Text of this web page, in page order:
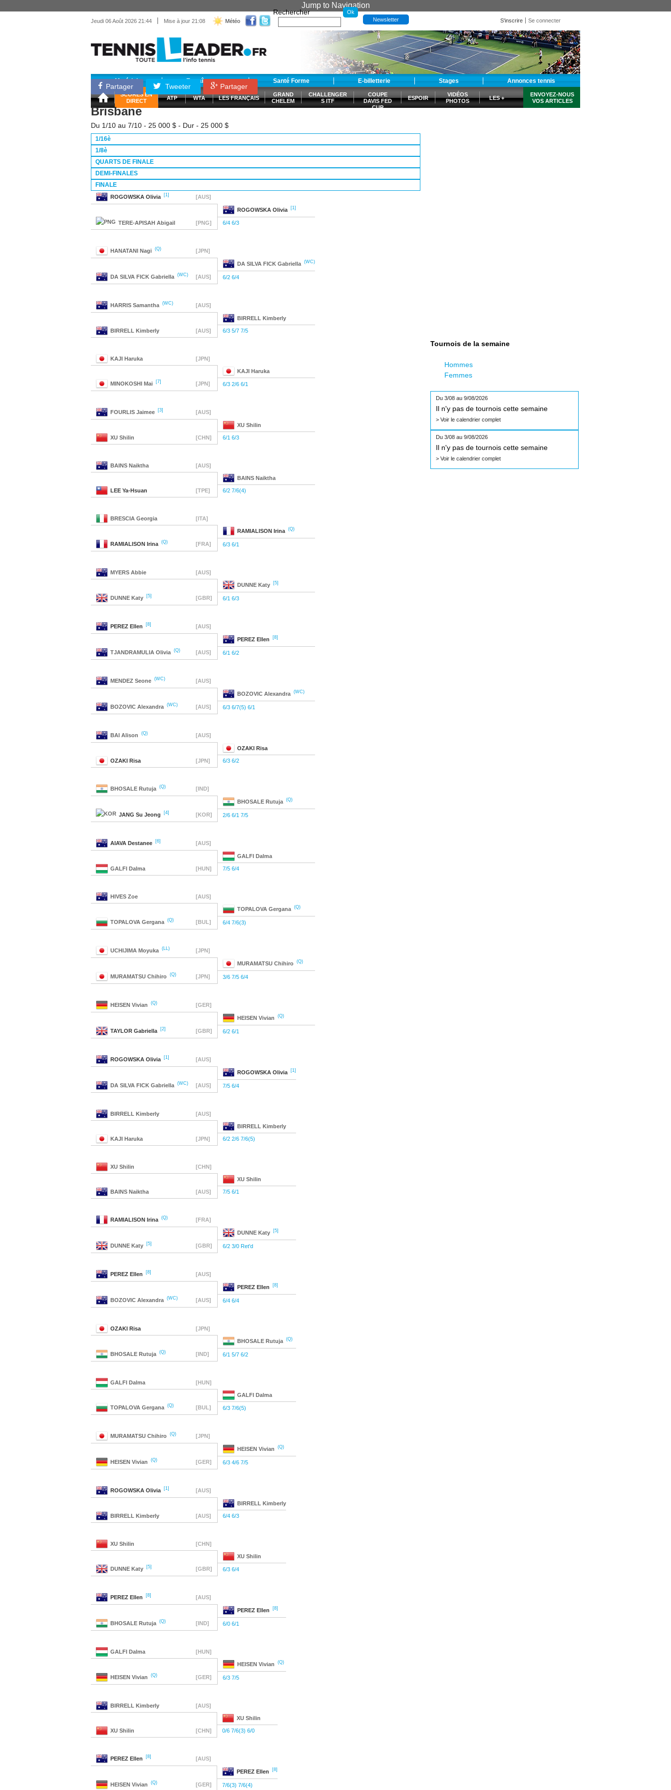
Jump to Navigation
Jeudi 06 Août 2026 21:44 | Mise à jour 21:08 Météo
Rechercher
Newsletter S'inscrire Se connecter
Matériel Entraînement Santé Forme E-billetterie Stages Annonces tennis
SCORES EN
DIRECT
ATP WTA LES FRANÇAIS
GRAND
CHELEM
CHALLENGER
S ITF
COUPE
DAVIS FED
CUP
ESPOIR
VIDÉOS
PHOTOS
LES +
ENVOYEZ-NOUS
VOS ARTICLES
Partager Tweeter Partager
Brisbane
Du 1/10 au 7/10 - 25 000 $ - Dur - 25 000 $
1/16è
1/8è
QUARTS DE FINALE
DEMI-FINALES
FINALE
ROGOWSKA Olivia [1] [AUS]
ROGOWSKA Olivia [1]
TERE-APISAH Abigail [PNG] 6/4 6/3
HANATANI Nagi (Q) [JPN]
DA SILVA FICK Gabriella (WC)
DA SILVA FICK Gabriella (WC) [AUS] 6/2 6/4
HARRIS Samantha (WC) [AUS]
BIRRELL Kimberly
BIRRELL Kimberly [AUS] 6/3 5/7 7/5
KAJI Haruka [JPN]
KAJI Haruka
MINOKOSHI Mai [7] [JPN] 6/3 2/6 6/1
FOURLIS Jaimee [3] [AUS]
XU Shilin
XU Shilin [CHN] 6/1 6/3
BAINS Naiktha [AUS]
BAINS Naiktha
LEE Ya-Hsuan [TPE] 6/2 7/6(4)
BRESCIA Georgia [ITA]
RAMIALISON Irina (Q)
RAMIALISON Irina (Q) [FRA] 6/3 6/1
MYERS Abbie [AUS]
DUNNE Katy [5]
DUNNE Katy [5] [GBR] 6/1 6/3
PEREZ Ellen [8] [AUS]
PEREZ Ellen [8]
TJANDRAMULIA Olivia (Q) [AUS] 6/1 6/2
MENDEZ Seone (WC) [AUS]
BOZOVIC Alexandra (WC)
BOZOVIC Alexandra (WC) [AUS] 6/3 6/7(5) 6/1
BAI Alison (Q) [AUS]
OZAKI Risa
OZAKI Risa [JPN] 6/3 6/2
BHOSALE Rutuja (Q) [IND]
BHOSALE Rutuja (Q)
JANG Su Jeong [4] [KOR] 2/6 6/1 7/5
AIAVA Destanee [6] [AUS]
GALFI Dalma
GALFI Dalma [HUN] 7/5 6/4
HIVES Zoe [AUS]
TOPALOVA Gergana (Q)
TOPALOVA Gergana (Q) [BUL] 6/4 7/6(3)
UCHIJIMA Moyuka (LL) [JPN]
MURAMATSU Chihiro (Q)
MURAMATSU Chihiro (Q) [JPN] 3/6 7/5 6/4
HEISEN Vivian (Q) [GER]
HEISEN Vivian (Q)
TAYLOR Gabriella [2] [GBR] 6/2 6/1
ROGOWSKA Olivia [1] [AUS]
ROGOWSKA Olivia [1]
DA SILVA FICK Gabriella (WC) [AUS] 7/5 6/4
BIRRELL Kimberly [AUS]
BIRRELL Kimberly
KAJI Haruka [JPN] 6/2 2/6 7/6(5)
XU Shilin [CHN]
XU Shilin
BAINS Naiktha [AUS] 7/5 6/1
RAMIALISON Irina (Q) [FRA]
DUNNE Katy [5]
DUNNE Katy [5] [GBR] 6/2 3/0 Ret'd
PEREZ Ellen [8] [AUS]
PEREZ Ellen [8]
BOZOVIC Alexandra (WC) [AUS] 6/4 6/4
OZAKI Risa [JPN]
BHOSALE Rutuja (Q)
BHOSALE Rutuja (Q) [IND] 6/1 5/7 6/2
GALFI Dalma [HUN]
GALFI Dalma
TOPALOVA Gergana (Q) [BUL] 6/3 7/6(5)
MURAMATSU Chihiro (Q) [JPN]
HEISEN Vivian (Q)
HEISEN Vivian (Q) [GER] 6/3 4/6 7/5
ROGOWSKA Olivia [1] [AUS]
BIRRELL Kimberly
BIRRELL Kimberly [AUS] 6/4 6/3
XU Shilin [CHN]
XU Shilin
DUNNE Katy [5] [GBR] 6/3 6/4
PEREZ Ellen [8] [AUS]
PEREZ Ellen [8]
BHOSALE Rutuja (Q) [IND] 6/0 6/1
GALFI Dalma [HUN]
HEISEN Vivian (Q)
HEISEN Vivian (Q) [GER] 6/3 7/5
BIRRELL Kimberly [AUS]
XU Shilin
XU Shilin [CHN] 0/6 7/6(3) 6/0
PEREZ Ellen [8] [AUS]
PEREZ Ellen [8]
HEISEN Vivian (Q) [GER] 7/6(3) 7/6(4)
Tournois de la semaine
Hommes
Femmes
Du 3/08 au 9/08/2026
Il n'y pas de tournois cette semaine
> Voir le calendrier complet
Du 3/08 au 9/08/2026
Il n'y pas de tournois cette semaine
> Voir le calendrier complet